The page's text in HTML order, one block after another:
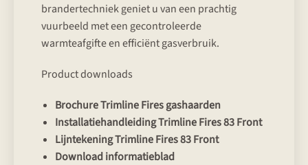
brandertechniek geniet u van een prachtig
vuurbeeld met een gecontroleerde
warmteafgifte en efficiënt gasverbruik.
Product downloads
Brochure Trimline Fires gashaarden
Installatiehandleiding Trimline Fires 83 Front
Lijntekening Trimline Fires 83 Front
Download informatieblad